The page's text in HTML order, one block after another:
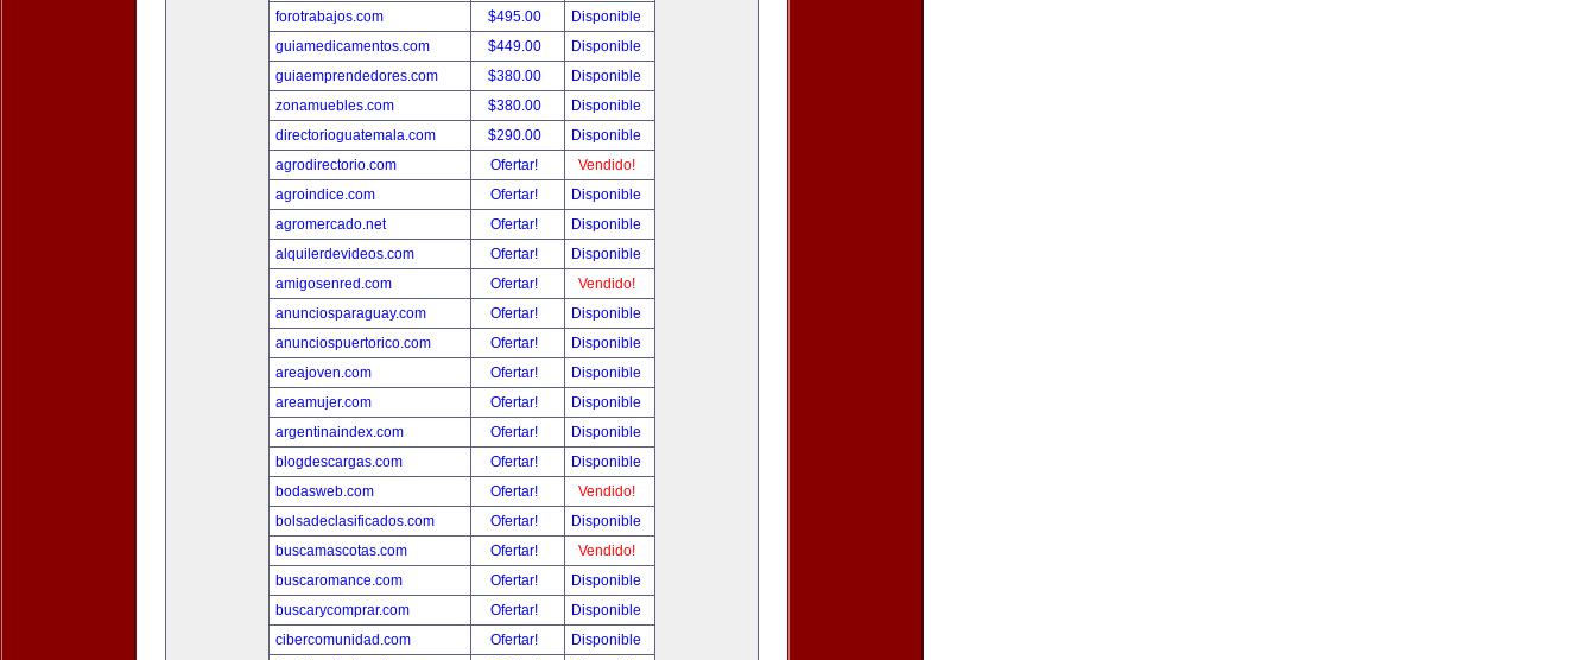
forotrabajos.com
$495.00
Disponible
guiamedicamentos.com
$449.00
Disponible
guiaemprendedores.com
$380.00
Disponible
zonamuebles.com
$380.00
Disponible
directorioguatemala.com
$290.00
Disponible
agrodirectorio.com
Ofertar!
Vendido!
agroindice.com
Ofertar!
Disponible
agromercado.net
Ofertar!
Disponible
alquilerdevideos.com
Ofertar!
Disponible
amigosenred.com
Ofertar!
Vendido!
anunciosparaguay.com
Ofertar!
Disponible
anunciospuertorico.com
Ofertar!
Disponible
areajoven.com
Ofertar!
Disponible
areamujer.com
Ofertar!
Disponible
argentinaindex.com
Ofertar!
Disponible
blogdescargas.com
Ofertar!
Disponible
bodasweb.com
Ofertar!
Vendido!
bolsadeclasificados.com
Ofertar!
Disponible
buscamascotas.com
Ofertar!
Vendido!
buscaromance.com
Ofertar!
Disponible
buscarycomprar.com
Ofertar!
Disponible
cibercomunidad.com
Ofertar!
Disponible